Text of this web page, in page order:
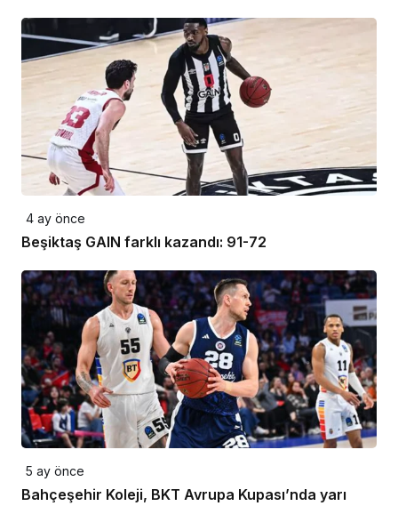
4 ay önce
Beşiktaş GAIN farklı kazandı: 91-72
5 ay önce
Bahçeşehir Koleji, BKT Avrupa Kupası’nda yarı